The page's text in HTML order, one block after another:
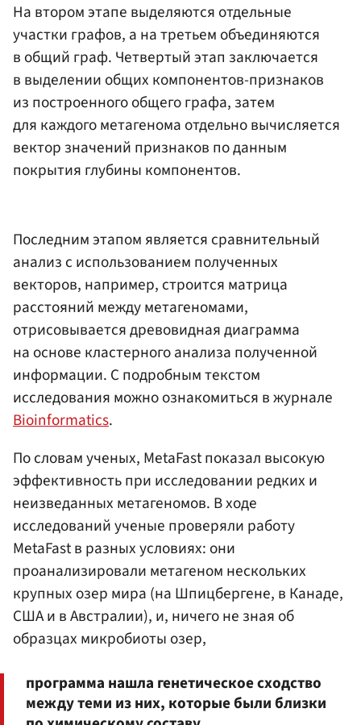
На втором этапе выделяются отдельные
участки графов, а на третьем объединяются
в общий граф. Четвертый этап заключается
в выделении общих компонентов-признаков
из построенного общего графа, затем
для каждого метагенома отдельно вычисляется
вектор значений признаков по данным
покрытия глубины компонентов.
Последним этапом является сравнительный
анализ с использованием полученных
векторов, например, строится матрица
расстояний между метагеномами,
отрисовывается древовидная диаграмма
на основе кластерного анализа полученной
информации. С подробным текстом
исследования можно ознакомиться в журнале
Bioinformatics.
По словам ученых, MetaFast показал высокую
эффективность при исследовании редких и
неизведанных метагеномов. В ходе
исследований ученые проверяли работу
MetaFast в разных условиях: они
проанализировали метагеном нескольких
крупных озер мира (на Шпицбергене, в Канаде,
США и в Австралии), и, ничего не зная об
образцах микробиоты озер,
программа нашла генетическое сходство
между теми из них, которые были близки